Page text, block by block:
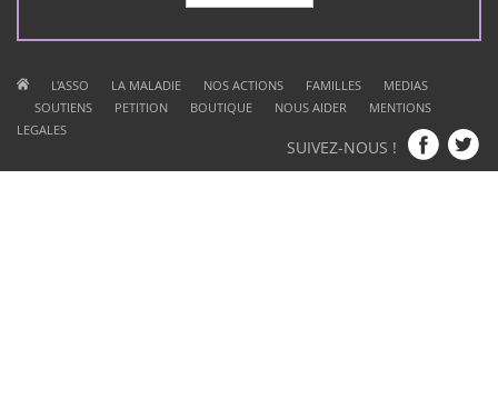
RECHERCHER
|L'ASSO| LA MALADIE |NOS ACTIONS|FAMILLES |MEDIAS
|SOUTIENS
MENTIONS
SUIVEZ-NOUS !